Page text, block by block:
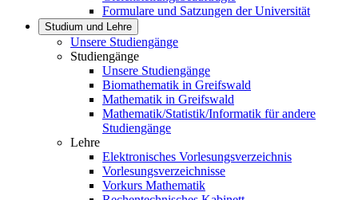
Formulare und Satzungen der Universität
Studium und Lehre
Unsere Studiengänge
Studiengänge
Unsere Studiengänge
Biomathematik in Greifswald
Mathematik in Greifswald
Mathematik/Statistik/Informatik für andere
Studiengänge
Lehre
Elektronisches Vorlesungsverzeichnis
Vorlesungsverzeichnisse
Vorkurs Mathematik